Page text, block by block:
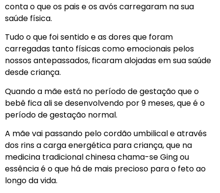
conta o que os pais e os avós carregaram na sua
saúde física.
Tudo o que foi sentido e as dores que foram
carregadas tanto físicas como emocionais pelos
nossos antepassados, ficaram alojadas em sua saúde
desde criança.
Quando a mãe está no período de gestação que o
bebê fica ali se desenvolvendo por 9 meses, que é o
período de gestação normal.
A mãe vai passando pelo cordão umbilical e através
dos rins a carga energética para criança, que na
medicina tradicional chinesa chama-se Ging ou
essência é o que há de mais precioso para o feto ao
longo da vida.